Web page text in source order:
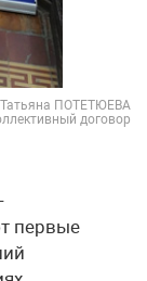
ПОТЕТЮЕВА
договор
первые